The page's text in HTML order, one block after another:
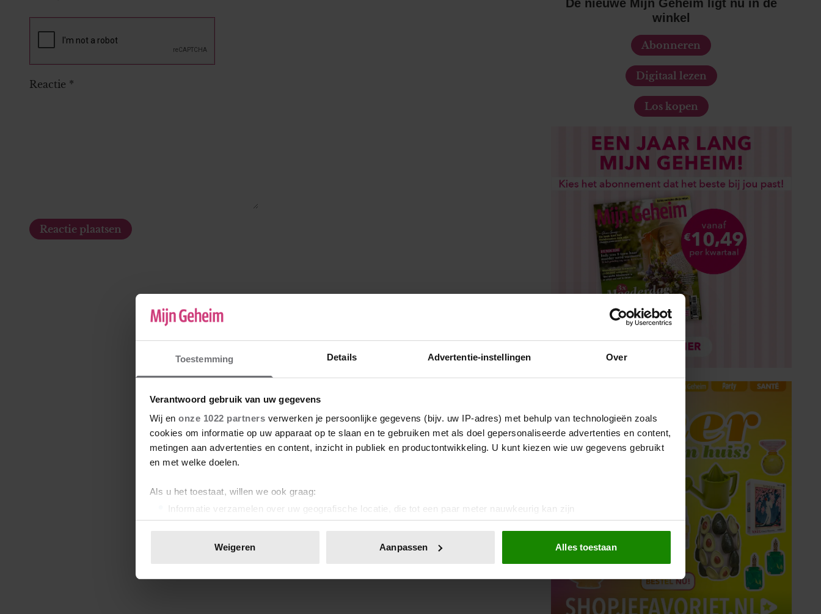
Toestemming Details Advertentie-instellingen Over
Verantwoord gebruik van uw gegevens
Wij en onze 1022 partners verwerken je persoonlijke gegevens (bijv. uw IP-adres) met behulp van technologieën zoals
cookies om informatie op uw apparaat op te slaan en te gebruiken met als doel gepersonaliseerde advertenties en content,
metingen aan advertenties en content, inzicht in publiek en productontwikkeling. U kunt kiezen wie uw gegevens gebruikt
en met welke doelen.
Als u het toestaat, willen we ook graag:
Informatie verzamelen over uw geografische locatie, die tot een paar meter nauwkeurig kan zijn
Uw apparaat identificeren door het actief te scannen op specifieke eigenschappen (fingerprinting)
toestemming op elk moment wijzigen of intrekken in de Cookieverklaring.
We gebruiken cookies om content en advertenties te personaliseren, om functies voor social media te bieden en om ons
websiteverkeer te analyseren. Ook delen we informatie over uw gebruik van onze site met onze partners voor social
Weigeren Aanpassen Alles toestaan
Reactie *
De nieuwe Mijn Geheim ligt nu in de
winkel
Abonneren
Digitaal lezen
Los kopen